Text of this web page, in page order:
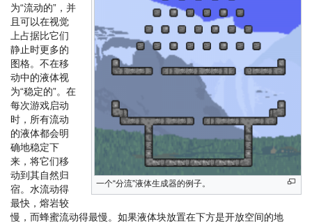
一个“分流”液体生成器的例子。
为“流动的”，并
且可以在视觉
上占据比它们
静止时更多的
图格。不在移
动中的液体视
为“稳定的”。在
每次游戏启动
时，所有流动
的液体都会明
确地稳定下
来，将它们移
动到其自然归
宿。水流动得
最快，熔岩较
慢，而蜂蜜流动得最慢。如果液体块放置在下方是开放空间的地